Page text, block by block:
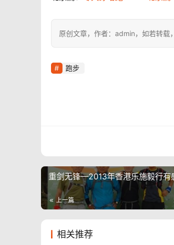
原创文章，作者：admin，如若转
跑步
重剑无锋—2013年香港乐施毅行有
上一篇
相关推荐